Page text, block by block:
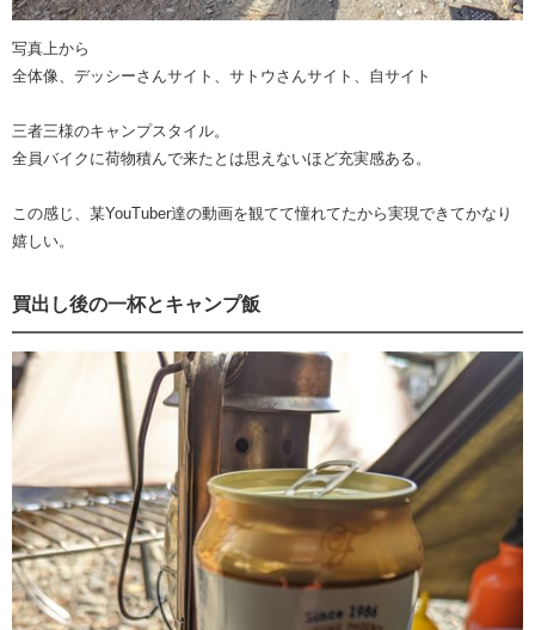
写真上から
全体像、デッシーさんサイト、サトウさんサイト、自サイト
三者三様のキャンプスタイル。
全員バイクに荷物積んで来たとは思えないほど充実感ある。
この感じ、某YouTuber達の動画を観てて憧れてたから実現できてかなり
嬉しい。
買出し後の一杯とキャンプ飯